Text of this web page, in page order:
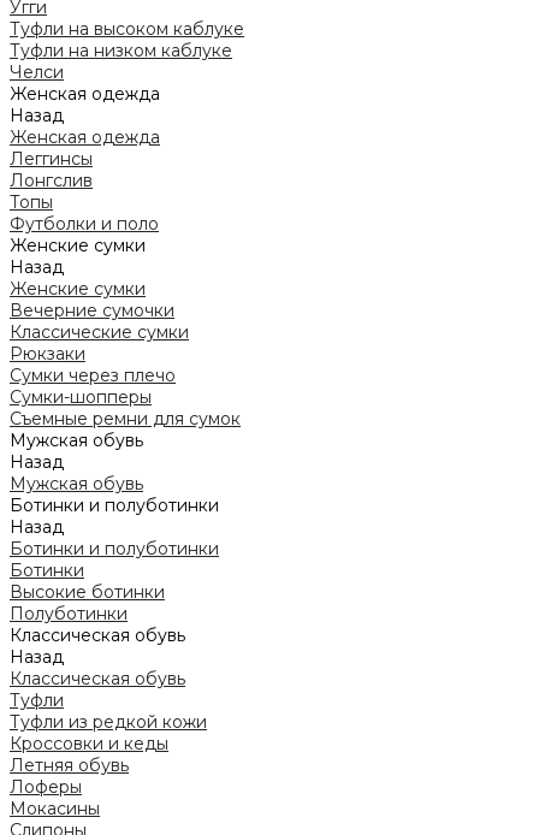
Угги
Туфли на высоком каблуке
Туфли на низком каблуке
Челси
Женская одежда
Назад
Женская одежда
Леггинсы
Лонгслив
Топы
Футболки и поло
Женские сумки
Назад
Женские сумки
Вечерние сумочки
Классические сумки
Рюкзаки
Сумки через плечо
Сумки-шопперы
Съемные ремни для сумок
Мужская обувь
Назад
Мужская обувь
Ботинки и полуботинки
Назад
Ботинки и полуботинки
Ботинки
Высокие ботинки
Полуботинки
Классическая обувь
Назад
Классическая обувь
Туфли
Туфли из редкой кожи
Кроссовки и кеды
Летняя обувь
Лоферы
Мокасины
Слипоны